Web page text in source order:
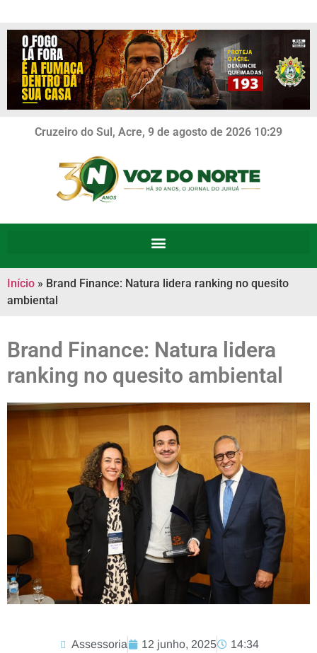
Cruzeiro do Sul, Acre, 9 de agosto de 2026 10:29
Início » Brand Finance: Natura lidera ranking no quesito
ambiental
Brand Finance: Natura lidera
ranking no quesito ambiental
Assessoria 12 junho, 2025 14:34